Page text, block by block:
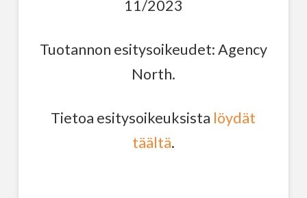
11/2023
Tuotannon esitysoikeudet: Agency
North.
Tietoa esitysoikeuksista löydät
täältä.